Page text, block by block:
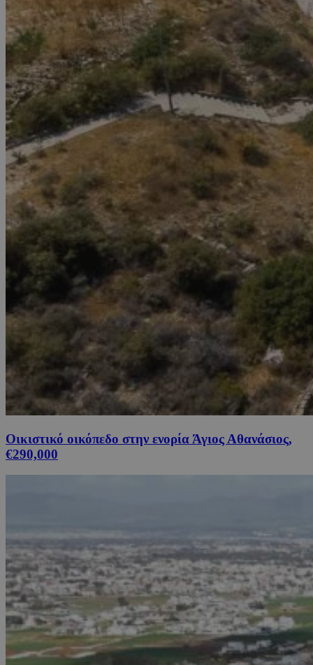
Οικιστικό οικόπεδο στην ενορία Άγιος Αθανάσιος,
€290,000